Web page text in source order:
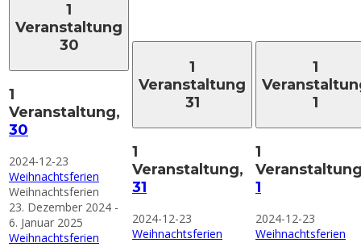
1
Veranstaltung
30
1
Veranstaltung,
30
2024-12-23
Weihnachtsferien
Weihnachtsferien
23. Dezember 2024 -
6. Januar 2025
Weihnachtsferien
1
Veranstaltung
31
1
Veranstaltung,
31
2024-12-23
Weihnachtsferien
1
1
1
1
2024-12-23
Weihnachtsferien